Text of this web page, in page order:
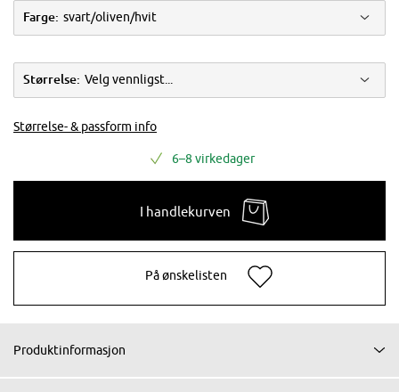
Farge: svart/oliven/hvit
Størrelse: Velg vennligst...
Størrelse- & passform info
6–8 virkedager
I handlekurven
På ønskelisten
Produktinformasjon